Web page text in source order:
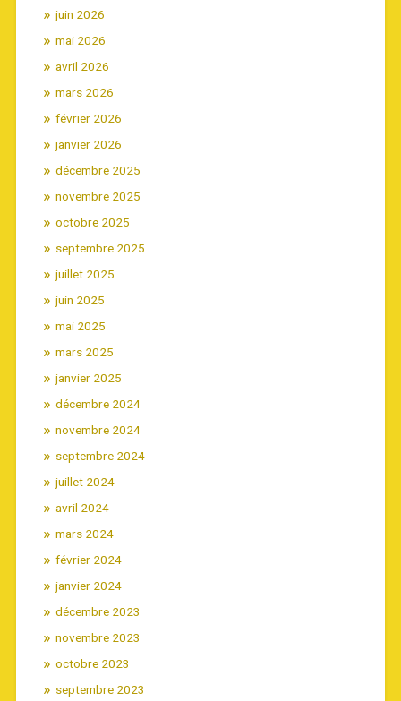
juin 2026
mai 2026
avril 2026
mars 2026
février 2026
janvier 2026
décembre 2025
novembre 2025
octobre 2025
septembre 2025
juillet 2025
juin 2025
mai 2025
mars 2025
janvier 2025
décembre 2024
novembre 2024
septembre 2024
juillet 2024
avril 2024
mars 2024
février 2024
janvier 2024
décembre 2023
novembre 2023
octobre 2023
septembre 2023